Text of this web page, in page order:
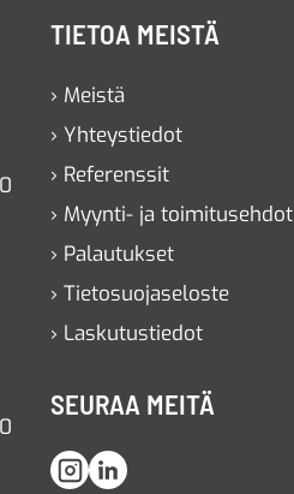
TIETOA MEISTÄ
› Meistä
› Yhteystiedot
› Referenssit
› Myynti- ja toimitusehdot
› Palautukset
› Tietosuojaseloste
› Laskutustiedot
SEURAA MEITÄ
Instagram
LinkedIn